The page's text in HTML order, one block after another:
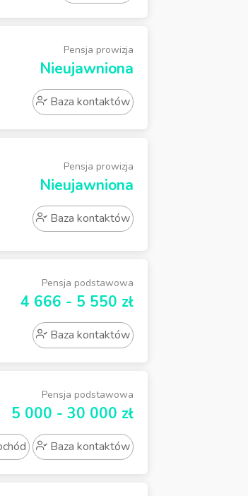
Pensja prowizja
Nieujawniona
Baza kontaktów
Pensja prowizja
Nieujawniona
Baza kontaktów
Pensja podstawowa
4 666 - 5 550 zł
Baza kontaktów
Pensja podstawowa
5 000 - 30 000 zł
Baza kontaktów